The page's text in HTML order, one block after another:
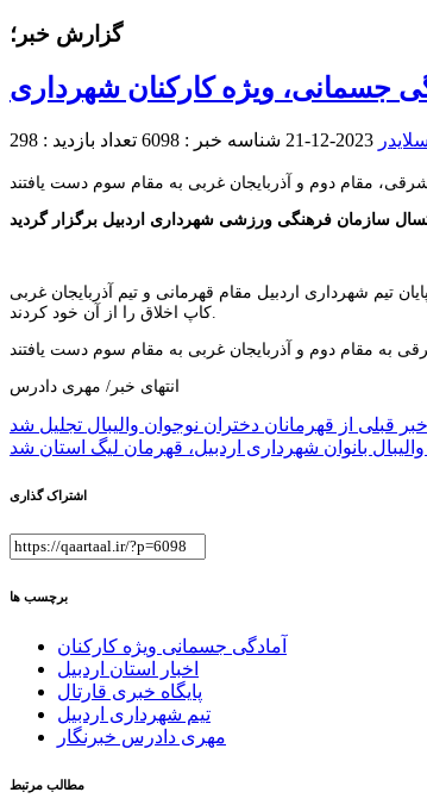
گزارش خبر؛
جسمانی، ویژه کارکنان شهرداری
2023-12-21 شناسه خبر : 6098 تعداد بازدید : 298
سازمان فرهنگی ورزشی شهرداری اردبیل برگزار گردید
مسابقات که در ۴ گروه سنی و ۵ مرحله ای انجام شد، در پایان تیم شهرداری اردبیل مقام قهرمانی و تیم آذربایجان غربی
انتهای خبر/ مهری دادرس
راهبری
نوشته
خبر قبلی از قهرمانان دختران نوجوان والیبال تجلیل شد
والیبال بانوان شهرداری اردبیل، قهرمان لیگ استان شد
اشتراک گذاری
برچسب ها
آمادگی جسمانی ویژه کارکنان
اخبار استان اردبیل
پایگاه خبری قارتال
تیم شهرداری اردبیل
مهری دادرس خبرنگار
مطالب مرتبط